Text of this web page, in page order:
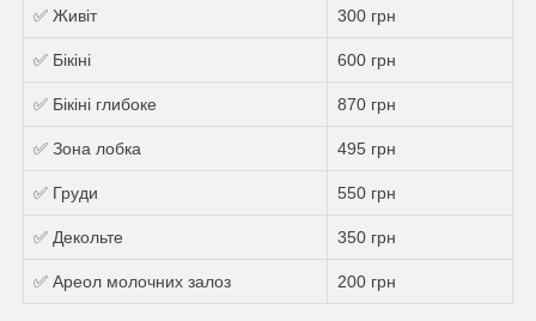
✅ Живіт 300 грн
✅ Бікіні 600 грн
✅ Бікіні глибоке 870 грн
✅ Зона лобка 495 грн
✅ Груди 550 грн
✅ Декольте 350 грн
✅ Ареол молочних залоз 200 грн